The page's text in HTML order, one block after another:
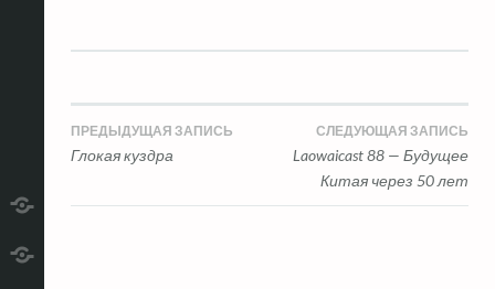
telegram
Навигация
ПРЕДЫДУЩАЯ ЗАПИСЬ
Глокая куздра
СЛЕДУЮЩАЯ ЗАПИСЬ
Laowaicast 88 — Будущее
Китая через 50 лет